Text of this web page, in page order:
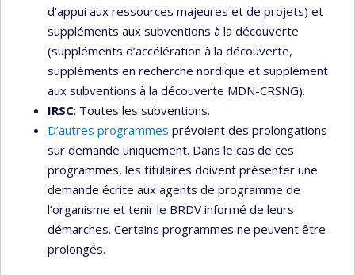
d’appui aux ressources majeures et de projets) et
suppléments aux subventions à la découverte
(suppléments d’accélération à la découverte,
suppléments en recherche nordique et supplément
aux subventions à la découverte MDN-CRSNG).
IRSC: Toutes les subventions.
D’autres programmes prévoient des prolongations
sur demande uniquement. Dans le cas de ces
programmes, les titulaires doivent présenter une
demande écrite aux agents de programme de
l’organisme et tenir le BRDV informé de leurs
démarches. Certains programmes ne peuvent être
prolongés.